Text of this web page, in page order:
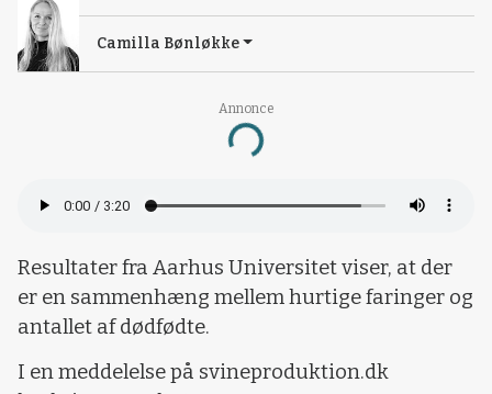
Annonce
Loading...
Camilla Bønløkke
Resultater fra Aarhus Universitet viser, at der
er en sammenhæng mellem hurtige faringer og
antallet af dødfødte.
I en meddelelse på svineproduktion.dk